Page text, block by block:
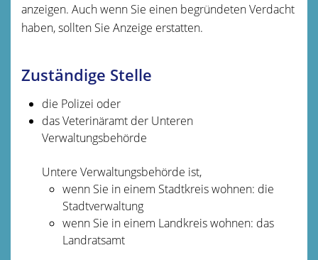
anzeigen. Auch wenn Sie einen begründeten Verdacht
haben, sollten Sie Anzeige erstatten.
Zuständige Stelle
die Polizei oder
das Veterinäramt der Unteren
Verwaltungsbehörde
Untere Verwaltungsbehörde ist,
wenn Sie in einem Stadtkreis wohnen: die
Stadtverwaltung
wenn Sie in einem Landkreis wohnen: das
Landratsamt